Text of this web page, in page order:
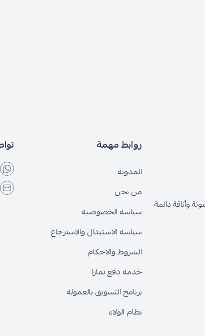
وأناقة دائمة
روابط مهمة
المدونة
من نحن
سياسة الخصوصية
سياسة الاستبدال والاسترجاع
الشروط والاحكام
خدمة دفع تمارا
برنامج التسويق بالعمولة
نظام الولاء